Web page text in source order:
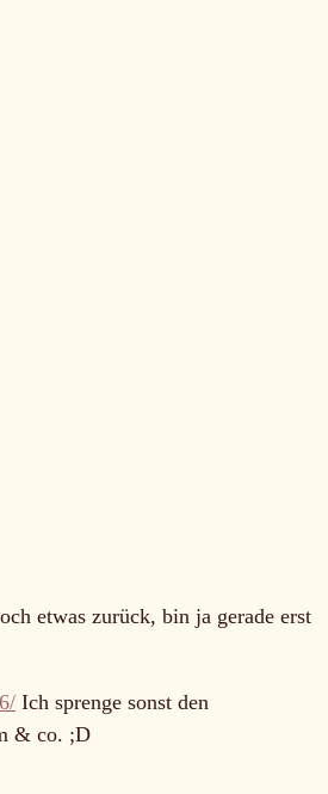
etwas zurück, bin ja gerade erst
Ich sprenge sonst den
& co. ;D